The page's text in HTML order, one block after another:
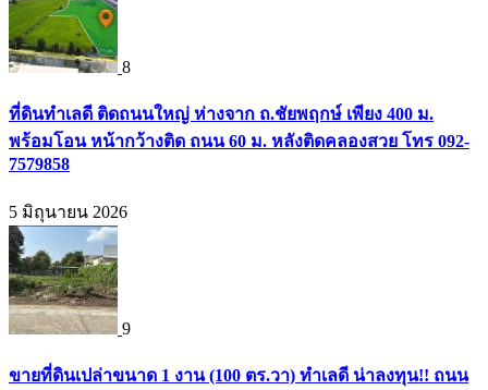
8
ที่ดินทำเลดี ติดถนนใหญ่ ห่างจาก ถ.ชัยพฤกษ์ เพียง 400 ม.
พร้อมโอน หน้ากว้างติด ถนน 60 ม. หลังติดคลองสวย โทร 092-
7579858
5 มิถุนายน 2026
9
ขายที่ดินเปล่าขนาด 1 งาน (100 ตร.วา) ทำเลดี น่าลงทุน!! ถนน